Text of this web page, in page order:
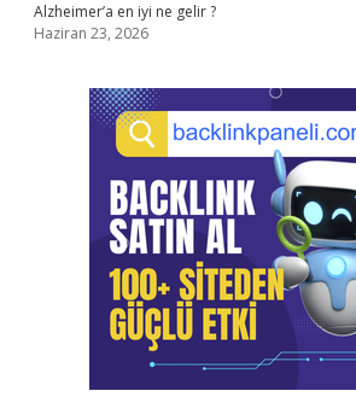
Alzheimer’a en iyi ne gelir ?
Haziran 23, 2026